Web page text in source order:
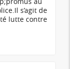
s’agit de
lutte contre